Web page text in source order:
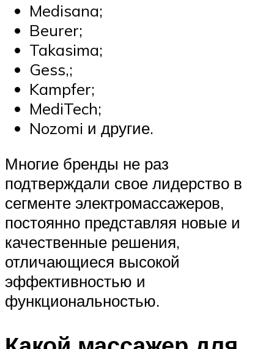
Medisana;
Beurer;
Takasima;
Gess,;
Kampfer;
MediTech;
Nozomi и другие.
Многие бренды не раз
подтверждали свое лидерство в
сегменте электромассажеров,
постоянно представляя новые и
качественные решения,
отличающиеся высокой
эффективностью и
функциональностью.